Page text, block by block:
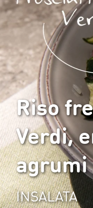
Riso
Verdi,
agrumi
INSALATA